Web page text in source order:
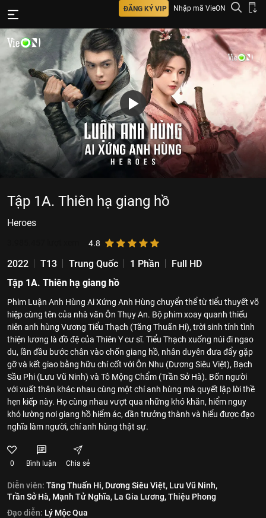
ĐĂNG KÝ VIP Nhập mã VieON
Tập 1A. Thiên hạ giang hồ
Heroes
4.8
2022 T13 Trung Quốc 1 Phần
Full HD
Tập 1A. Thiên hạ giang hồ
Phim Luận Anh Hùng Ai Xứng Anh Hùng chuyển thể từ tiểu thuyết võ
hiệp cùng tên của nhà văn Ôn Thụy An. Bộ phim xoay quanh thiếu
niên anh hùng Vương Tiểu Thạch (Tăng Thuấn Hi), trời sinh tính tình
thiện lương là đồ đệ của Thiên Y cư sĩ. Tiểu Thạch xuống núi đi ngao
du, lần đầu bước chân vào chốn giang hồ, nhân duyên đưa đẩy gặp
gỡ và kết giao bằng hữu chí cốt với Ôn Nhu (Dương Siêu Việt), Bạch
Sầu Phi (Lưu Vũ Ninh) và Tô Mộng Chẩm (Trần Sở Hà). Bốn người
với xuất thân khác nhau cùng một chí anh hùng mà quyết lập lời thề
hẹn kiếp này. Họ cùng nhau vượt qua những khó khăn, hiểm nguy
khó lường nơi giang hồ hiểm ác, dần trưởng thành và hiểu được đạo
nghĩa làm người, chí anh hùng thật sự.
0 Bình luận Chia sẻ
Diễn viên: Tăng Thuấn Hi, Dương Siêu Việt, Lưu Vũ Ninh,
Trần Sở Hà, Mạnh Tử Nghĩa, La Gia Lương,Thiệu Phong
Đạo diễn: Lý Mộc Qua